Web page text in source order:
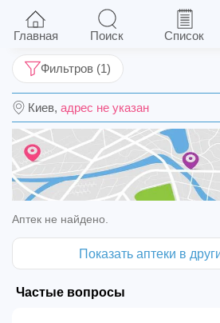
Нурофен форте табл. п/о
Киев, адрес не указан
Фильтров (1)
Аптек не найдено.
Показать аптеки в
Частые вопросы
Главная Поиск Список